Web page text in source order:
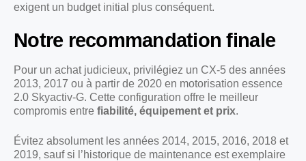
exigent un budget initial plus conséquent.
Notre recommandation finale
Pour un achat judicieux, privilégiez un CX-5 des années
2013, 2017 ou à partir de 2020 en motorisation essence
2.0 Skyactiv-G. Cette configuration offre le meilleur
compromis entre fiabilité, équipement et prix.
Évitez absolument les années 2014, 2015, 2016, 2018 et
2019, sauf si l’historique de maintenance est exemplaire